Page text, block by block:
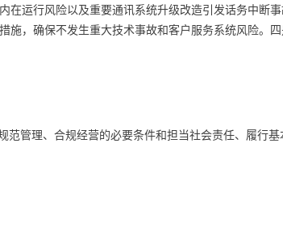
运行风险以及重要通讯系统升级改造引发话务中断
，确保不发生重大技术事故和客户服务系统风险。
管理、合规经营的必要条件和担当社会责任、履行